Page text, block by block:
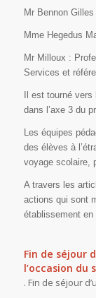
Mr Bennon
Mme Hegedus
Mr Milloux :
Services et
Il est tourné
dans l’axe 3 du
Les équipes
des élèves à
voyage scolaire,
A travers les
actions qui sont
établissement en
Fin de séjour
l’occasion du
. Fin de séjour